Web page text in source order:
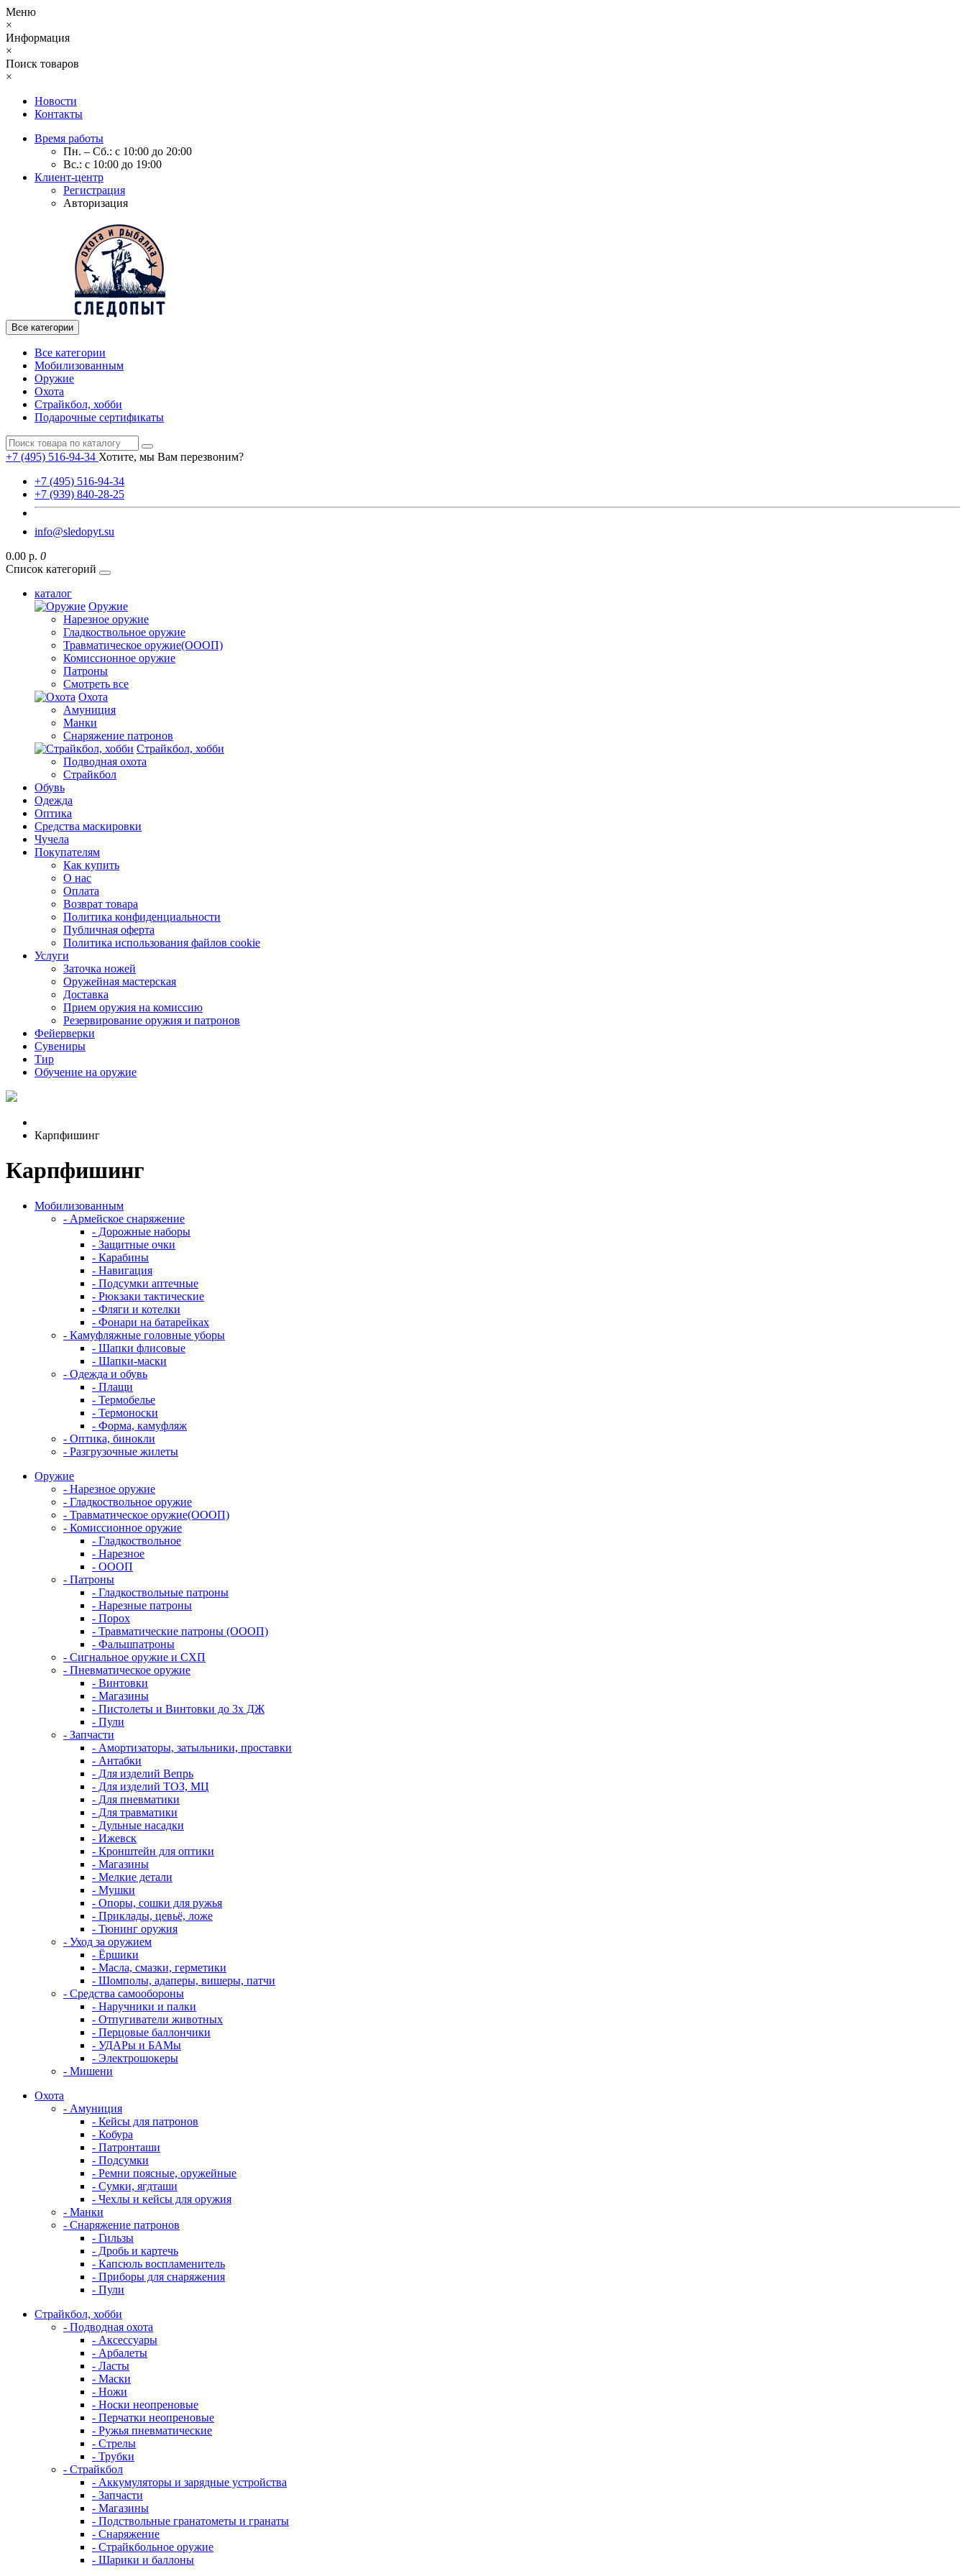
Меню
×
Информация
×
Поиск товаров
×
Новости
Контакты
Время работы
Пн. – Сб.: с 10:00 до 20:00
Вс.: с 10:00 до 19:00
Клиент-центр
Регистрация
Авторизация
Все категории
Все категории
Мобилизованным
Оружие
Охота
Страйкбол, хобби
Подарочные сертификаты
+7 (495) 516-94-34 Хотите, мы Вам перезвоним?
+7 (495) 516-94-34
+7 (939) 840-28-25
info@sledopyt.su
0.00 р. 0
Список категорий
каталог
Оружие
Нарезное оружие
Гладкоствольное оружие
Травматическое оружие(ОООП)
Комиссионное оружие
Патроны
Смотреть все
Охота
Амуниция
Манки
Снаряжение патронов
Страйкбол, хобби
Подводная охота
Страйкбол
Обувь
Одежда
Оптика
Средства маскировки
Чучела
Покупателям
Как купить
О нас
Оплата
Возврат товара
Политика конфиденциальности
Публичная оферта
Политика использования файлов cookie
Услуги
Заточка ножей
Оружейная мастерская
Доставка
Прием оружия на комиссию
Резервирование оружия и патронов
Фейерверки
Сувениры
Тир
Обучение на оружие
Карпфишинг
Карпфишинг
Мобилизованным
- Армейское снаряжение
- Дорожные наборы
- Защитные очки
- Карабины
- Навигация
- Подсумки аптечные
- Рюкзаки тактические
- Фляги и котелки
- Фонари на батарейках
- Камуфляжные головные уборы
- Шапки флисовые
- Шапки-маски
- Одежда и обувь
- Плащи
- Термобелье
- Термоноски
- Форма, камуфляж
- Оптика, бинокли
- Разгрузочные жилеты
Оружие
- Нарезное оружие
- Гладкоствольное оружие
- Травматическое оружие(ОООП)
- Комиссионное оружие
- Гладкоствольное
- Нарезное
- ОООП
- Патроны
- Гладкоствольные патроны
- Нарезные патроны
- Порох
- Травматические патроны (ОООП)
- Фальшпатроны
- Сигнальное оружие и СХП
- Пневматическое оружие
- Винтовки
- Магазины
- Пистолеты и Винтовки до 3х ДЖ
- Пули
- Запчасти
- Амортизаторы, затыльники, проставки
- Антабки
- Для изделий Вепрь
- Для изделий ТОЗ, МЦ
- Для пневматики
- Для травматики
- Дульные насадки
- Ижевск
- Кронштейн для оптики
- Магазины
- Мелкие детали
- Мушки
- Опоры, сошки для ружья
- Приклады, цевьё, ложе
- Тюнинг оружия
- Уход за оружием
- Ёршики
- Масла, смазки, герметики
- Шомполы, адаперы, вишеры, патчи
- Средства самообороны
- Наручники и палки
- Отпугиватели животных
- Перцовые баллончики
- УДАРы и БАМы
- Электрошокеры
- Мишени
Охота
- Амуниция
- Кейсы для патронов
- Кобура
- Патронташи
- Подсумки
- Ремни поясные, оружейные
- Сумки, ягдташи
- Чехлы и кейсы для оружия
- Манки
- Снаряжение патронов
- Гильзы
- Дробь и картечь
- Капсюль воспламенитель
- Приборы для снаряжения
- Пули
Страйкбол, хобби
- Подводная охота
- Аксессуары
- Арбалеты
- Ласты
- Маски
- Ножи
- Носки неопреновые
- Перчатки неопреновые
- Ружья пневматические
- Стрелы
- Трубки
- Страйкбол
- Аккумуляторы и зарядные устройства
- Запчасти
- Магазины
- Подствольные гранатометы и гранаты
- Снаряжение
- Страйкбольное оружие
- Шарики и баллоны